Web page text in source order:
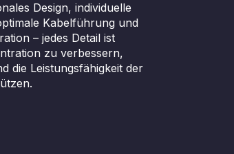
Design, individuelle
Kabelführung und
– jedes Detail ist
zu verbessern,
die Leistungsfähigkeit der